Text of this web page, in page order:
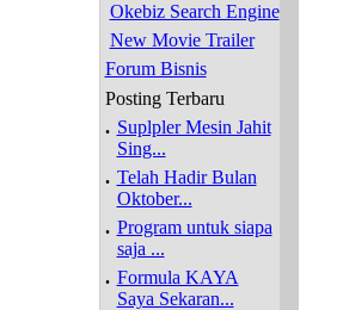
Okebiz Search Engine
New Movie Trailer
Forum Bisnis
Posting Terbaru
. Suplpler Mesin Jahit
Sing...
. Telah Hadir Bulan
Oktober...
. Program untuk siapa
saja ...
. Formula KAYA
Saya Sekaran...